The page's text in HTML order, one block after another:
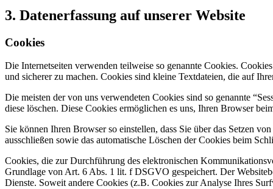
3. Datenerfassung auf unserer Website
Cookies
Die Internetseiten verwenden teilweise so genannte Cookies.
und sicherer zu machen. Cookies sind kleine Textdateien, die auf
Die meisten der von uns verwendeten Cookies sind so genannte
diese löschen. Diese Cookies ermöglichen es uns, Ihren Browser
Sie können Ihren Browser so einstellen, dass Sie über das Setzen
ausschließen sowie das automatische Löschen der Cookies beim
Cookies, die zur Durchführung des elektronischen
Grundlage von Art. 6 Abs. 1 lit. f DSGVO gespeichert. Der
Dienste. Soweit andere Cookies (z.B. Cookies zur Analyse Ihres